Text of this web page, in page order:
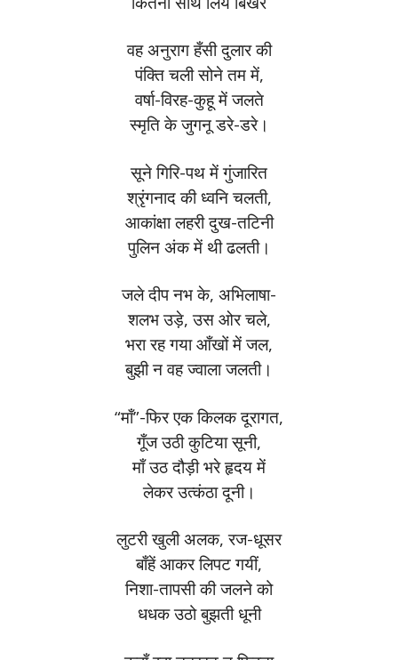
वह अनुराग हँसी दुलार की
पंक्ति चली सोने तम में,
वर्षा-विरह-कुहू में जलते
स्मृति के जुगनू डरे-डरे।
सूने गिरि-पथ में गुंजारित
श्रृंगनाद की ध्वनि चलती,
आकांक्षा लहरी दुख-तटिनी
पुलिन अंक में थी ढलती।
जले दीप नभ के, अभिलाषा-
शलभ उड़े, उस ओर चले,
भरा रह गया आँखों में जल,
बुझी न वह ज्वाला जलती।
“माँ”-फिर एक किलक दूरागत,
गूँज उठी कुटिया सूनी,
माँ उठ दौड़ी भरे हृदय में
लेकर उत्कंठा दूनी।
लुटरी खुली अलक, रज-धूसर
बाँहें आकर लिपट गयीं,
निशा-तापसी की जलने को
धधक उठो बुझती धूनी